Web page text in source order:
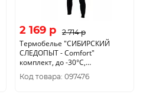
2 169 p 2 714 p
Термобелье "CИБИРСКИЙ
СЛЕДОПЫТ - Comfort"
комплект, до -30°С,
двухслойное, р.46
Код товара: 097476